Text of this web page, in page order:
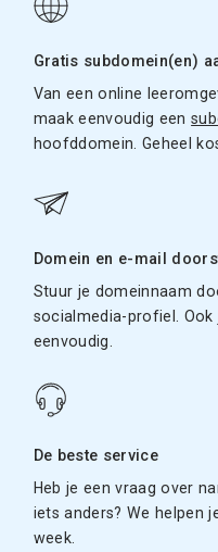
Gratis subdomein(en)
Van een online
maak eenvoudig een
hoofddomein. Geheel
Domein en e-mail
Stuur je domeinnaam
socialmedia-profiel.
eenvoudig.
De beste service
Heb je een vraag over
iets anders? We helpen
week.